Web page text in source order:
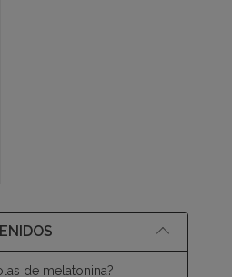
de melatonina?